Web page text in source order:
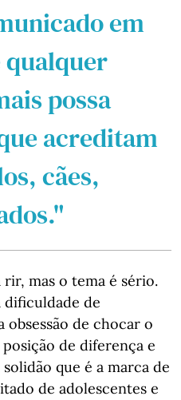
em
qualquer
possa
acreditam
cães,
rir, mas o tema é sério.
de
de chocar o
de diferença e
que é a marca de
de adolescentes e